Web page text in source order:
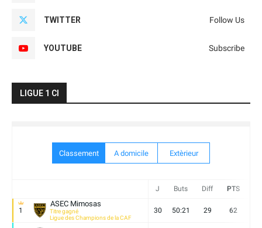
TWITTER Follow Us
YOUTUBE Subscribe
LIGUE 1 CI
Classement A domicile Extèrieur
J Buts Diff PTS
1
ASEC Mimosas
Titre gagné
Ligue des Champions de la CAF
30 50:21 29 62